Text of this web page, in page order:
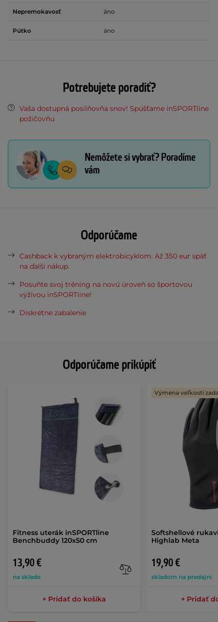
Odporúčame prikúpiť
Fitness uterák inSPORTline
Benchbuddy 120x50 cm
13,90 €
na sklade
+ Pridať do košíka
Softshellové
Highlab Meta
19,90 €
skladom na predajni
Výmena veľkosti
+ Pridať
Nepremokavosť áno
Pútko áno
Potrebujete poradiť?
Vaša dostupná posilňovňa snov! Spúšťame inSPORTline
požičovňu
Nemôžete si vybrať? Poradíme
vám
Odporúčame
Cashback k vybraným elektrobicyklom. Až 350 eur späť
na ďalší nákup.
Posuňte svoj tréning na novú úroveň so športovou
výživou inSPORTline!
Diskrétne zabalenie